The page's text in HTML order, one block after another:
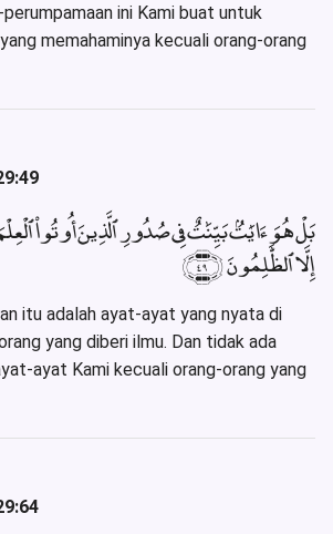
ini Kami buat untuk
memahaminya kecuali orang-orang
بَلْ هُوَ ءَايَٰتٌۢ بَيِّنَٰتٌ فِى صُدُورِ ٱلَّذِينَ أُوتُوا۟
إِلَّا ٱلظَّٰلِمُونَ ﴿٤٩﴾
itu adalah ayat-ayat yang nyata di
yang diberi ilmu. Dan tidak ada
ayat Kami kecuali orang-orang yang